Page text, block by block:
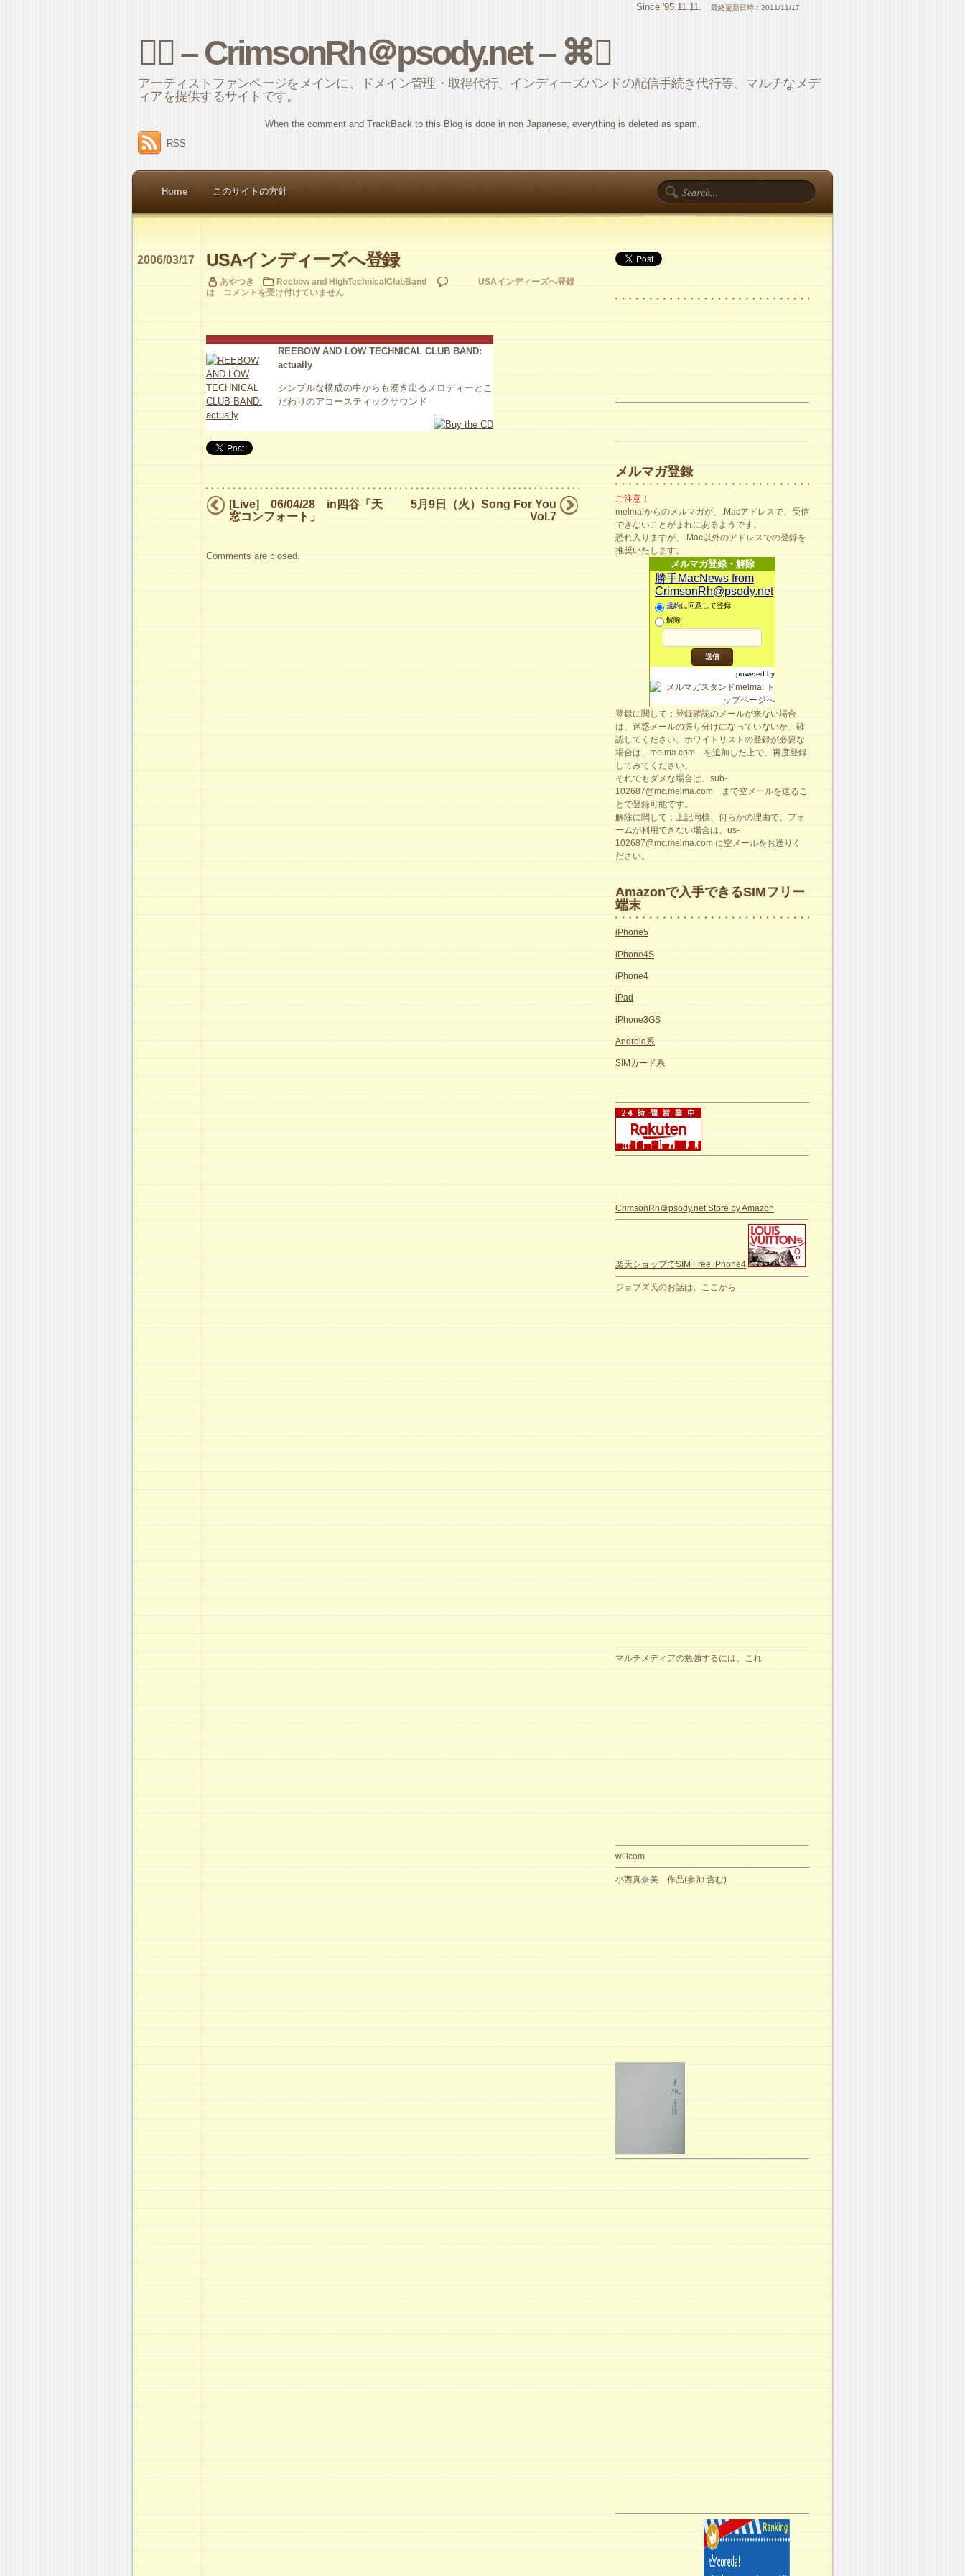
Since '95.11.11. 最終更新日時：2011/11/17
⌘ – CrimsonRh＠psody.net – ⌘
アーティストファンページをメインに、ドメイン管理・取得代行、インディーズバンドの配信手続き代行等、マルチなメデ
ィアを提供するサイトです。
When the comment and TrackBack to this Blog is done in non Japanese, everything is deleted as spam.
RSS
Home このサイトの方針
USAインディーズへ登録
2006/03/17
あやつき Reebow and HighTechnicalClubBand
USAインディーズへ登録
は
コメントを受け付けていません
REEBOW AND LOW TECHNICAL CLUB BAND:
actually
シンプルな構成の中からも湧き出るメロディーとこ
だわりのアコースティックサウンド
[Live] 06/04/28 in四谷「天
窓コンフォート」
5月9日（火）Song For You
Vol.7
Comments are closed.
メルマガ登録
ご注意！
melma!からのメルマガが、.Macアドレスで、受信
できないことがまれにあるようです。
恐れ入りますが、.Mac以外のアドレスでの登録を
推奨いたします。
メルマガ登録・解除
勝手MacNews from
CrimsonRh@psody.net
規約に同意して登録
解除
powered by
登録に関して；登録確認のメールが来ない場合
は、迷惑メールの振り分けになっていないか、確
認してください。ホワイトリストの登録が必要な
場合は、melma.com を追加した上で、再度登録
してみてください。
それでもダメな場合は、sub-
102687@mc.melma.com まで空メールを送るこ
とで登録可能です。
解除に関して；上記同様、何らかの理由で、フォ
ームが利用できない場合は、us-
102687@mc.melma.com に空メールをお送りく
ださい。
Amazonで入手できるSIMフリー
端末
iPhone5
iPhone4S
iPhone4
iPad
iPhone3GS
Android系
SIMカード系
CrimsonRh＠psody.net Store by Amazon
楽天ショップでSIM Free iPhone4
ジョブズ氏のお話は、ここから
マルチメディアの勉強するには、これ
willcom
小西真奈美 作品(参加 含む)